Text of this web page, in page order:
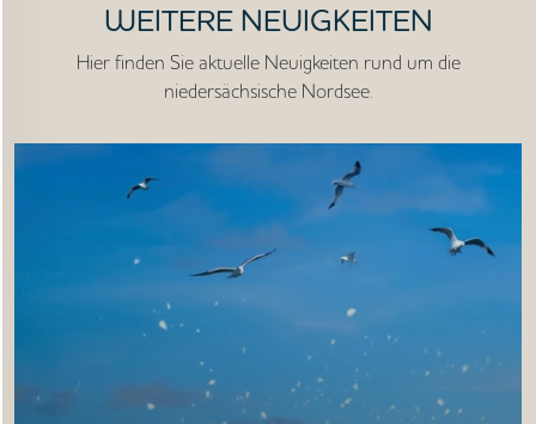
UNTERNEHMEN
ANGEBOTE
AKTUELLES
JOBS
WEITERE NEUIGKEITEN
Hier finden Sie aktuelle Neuigkeiten rund um die
niedersächsische Nordsee.